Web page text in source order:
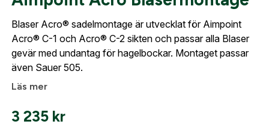
Mitt konto
Kontakta oss
Blaser Acro® sadelmontage är utvecklat för Aimpoint
Acro® C-1 och Acro® C-2 sikten och passar alla Blaser
gevär med undantag för hagelbockar. Montaget passar
även Sauer 505.
Läs mer
3 235 kr
Logga in
Fyll i dina företags- eller föreningsuppgifter i
formuläret så återkommer vi till dig när kontot är
skapat. I vår FAQ hittar du svar på de vanligaste
frågorna gällande Mitt konto.